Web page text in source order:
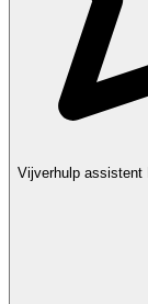
Vijverhulp assistent